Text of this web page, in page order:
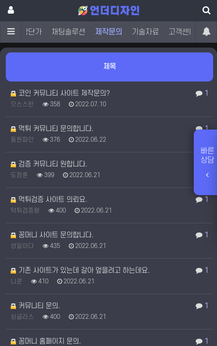
제작단가 채팅솔루션 제작문의 기술자료 고객센터
제목
1
코인 커뮤니티 사이트 제작문의?
으스스한 358 2022.07.10
1
먹튀 커뮤니티 문의합니다.
동원파인 376 2022.06.22
1
검증 커뮤니티 원합니다.
도정훈 399 2022.06.21
1
먹튀검증 사이트 의뢰요.
턱튀검증왕 400 2022.06.21
1
꽁머니 사이트 문의합니다.
성일이다 435 2022.06.21
1
기존 사이트가 있는데 갈아 엎을려고 하는데요.
니쿤 410 2022.06.21
1
커뮤니티 문의.
싱글리스 400 2022.06.21
1
꽁머니 홈페이지 문의.
빠른
상담